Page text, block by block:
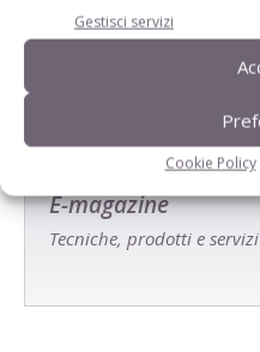
Gestisci servizi
Cookie Policy
E-magazine
Tecniche, prodotti e